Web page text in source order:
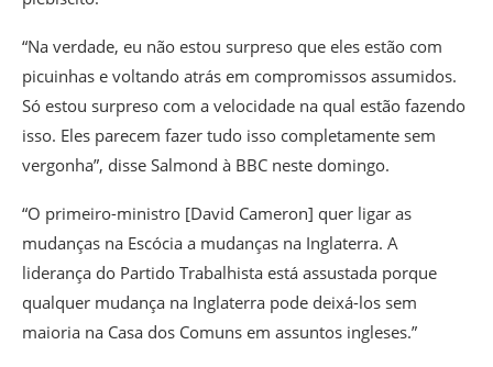
“Na verdade, eu não estou surpreso que eles estão com
picuinhas e voltando atrás em compromissos assumidos.
Só estou surpreso com a velocidade na qual estão fazendo
isso. Eles parecem fazer tudo isso completamente sem
vergonha”, disse Salmond à BBC neste domingo.
“O primeiro-ministro [David Cameron] quer ligar as
mudanças na Escócia a mudanças na Inglaterra. A
liderança do Partido Trabalhista está assustada porque
qualquer mudança na Inglaterra pode deixá-los sem
maioria na Casa dos Comuns em assuntos ingleses.”